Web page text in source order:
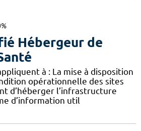
Hébergeur de
à : La mise à disposition
opérationnelle des sites
d’héberger l’infrastructure
d’information util